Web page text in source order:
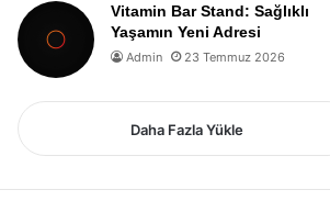
Vitamin Bar Stand: Sağlıklı
Yaşamın Yeni Adresi
Admin 23 Temmuz 2026
Daha Fazla Yükle